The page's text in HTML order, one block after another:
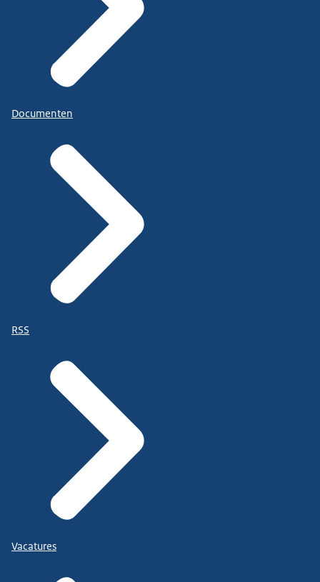
Documenten
RSS
Vacatures